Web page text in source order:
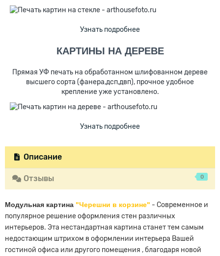
Узнать подробнее
КАРТИНЫ НА ДЕРЕВЕ
Прямая УФ печать на обработанном шлифованном дереве
высшего сорта (фанера,дсп,двп), прочное удобное
крепление уже установлено.
Узнать подробнее
Описание
Отзывы 0
Модульная картина "Черешни в корзине" - Современное и
популярное решение оформления стен различных
интерьеров. Эта нестандартная картина станет тем самым
недостающим штрихом в оформлении интерьера Вашей
гостиной офиса или другого помещения , благодаря новой